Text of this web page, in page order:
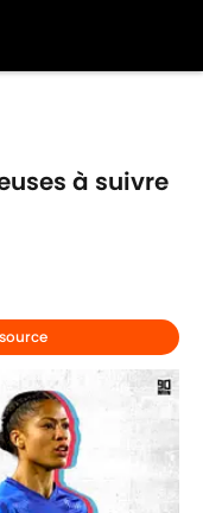
à suivre